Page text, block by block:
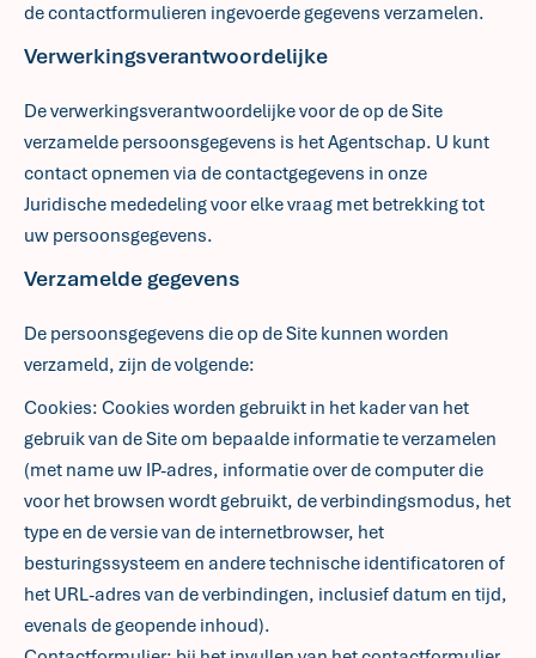
de contactformulieren ingevoerde gegevens verzamelen.
Verwerkingsverantwoordelijke
De verwerkingsverantwoordelijke voor de op de Site
verzamelde persoonsgegevens is het Agentschap. U kunt
contact opnemen via de contactgegevens in onze
Juridische mededeling voor elke vraag met betrekking tot
uw persoonsgegevens.
Verzamelde gegevens
De persoonsgegevens die op de Site kunnen worden
verzameld, zijn de volgende:
Cookies: Cookies worden gebruikt in het kader van het
gebruik van de Site om bepaalde informatie te verzamelen
(met name uw IP-adres, informatie over de computer die
voor het browsen wordt gebruikt, de verbindingsmodus, het
type en de versie van de internetbrowser, het
besturingssysteem en andere technische identificatoren of
het URL-adres van de verbindingen, inclusief datum en tijd,
evenals de geopende inhoud).